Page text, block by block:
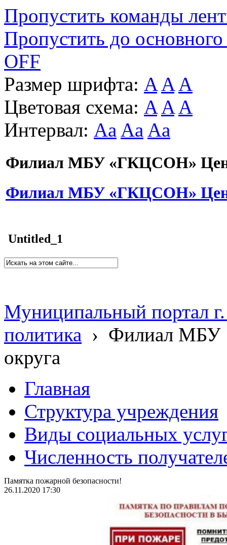
Пропустить команды
Пропустить до основного
OFF
Размер шрифта: A A A
Цветовая схема: A A A
Интервал: Aa Aa Aa
Филиал МБУ «ГКЦСОН»
Филиал МБУ «ГКЦСОН»
Untitled_1
Муниципальный портал
политика › Филиал МБУ
округа
Главная
Структура учреждения
Виды социальных
Численность
Памятка пожарной безопасности!
26.11.2020 17:30